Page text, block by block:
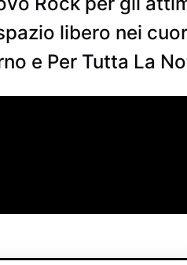
libero nei
e Per Tutta La